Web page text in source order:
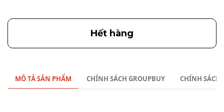
Hết hàng
MÔ TẢ SẢN PHẨM CHÍNH SÁCH GROUPBUY CHÍNH SÁCH